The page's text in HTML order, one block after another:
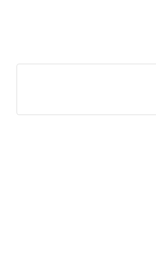
Ürün bilgilerinde hatalar